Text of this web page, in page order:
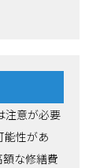
注意が必要
能性があ
な修繕費